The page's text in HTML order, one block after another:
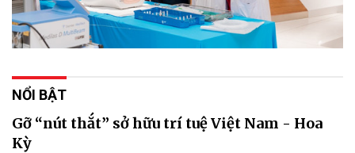
NỔI BẬT
Gỡ “nút thắt” sở hữu trí tuệ Việt Nam - Hoa
Kỳ